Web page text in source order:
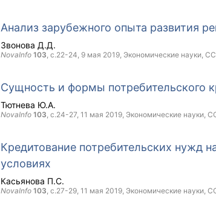
Анализ зарубежного опыта развития
Звонова Д.Д.
NovaInfo 103, с.22-24, 9 мая 2019, Экономические науки,
Сущность и формы потребительского
Тютнева Ю.А.
NovaInfo 103, с.24-27, 11 мая 2019, Экономические науки,
Кредитование потребительских нужд
условиях
Касьянова П.С.
NovaInfo 103, с.27-29, 11 мая 2019, Экономические науки,